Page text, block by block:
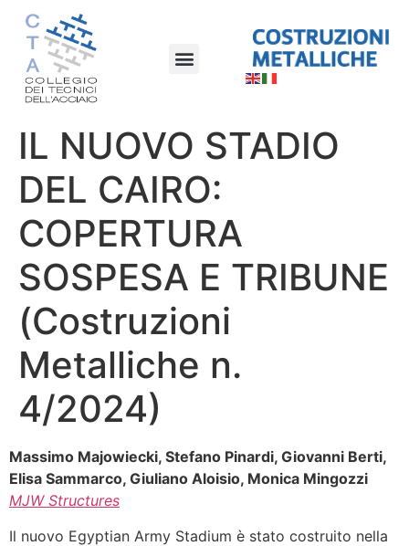
IL NUOVO STADIO
DEL CAIRO:
COPERTURA
SOSPESA E TRIBUNE
(Costruzioni
Metalliche n.
4/2024)
Massimo Majowiecki, Stefano Pinardi, Giovanni Berti,
Elisa Sammarco, Giuliano Aloisio, Monica Mingozzi
MJW Structures
Il nuovo Egyptian Army Stadium è stato costruito nella